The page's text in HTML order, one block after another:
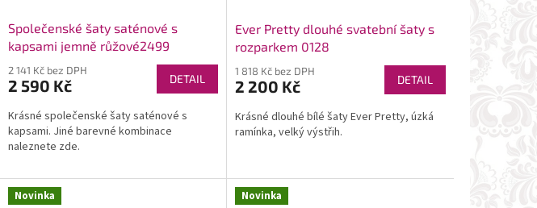
Společenské šaty saténové s
kapsami jemně růžové2499
2 141 Kč bez DPH
2 590 Kč DETAIL
Krásné společenské šaty saténové s
kapsami. Jiné barevné kombinace
naleznete zde.
Ever Pretty dlouhé svatební šaty s
rozparkem 0128
1 818 Kč bez DPH
2 200 Kč DETAIL
Krásné dlouhé bílé šaty Ever Pretty, úzká
ramínka, velký výstřih.
Novinka Novinka